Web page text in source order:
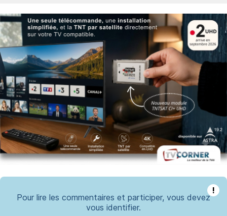
!
Pour lire les commentaires et participer, vous devez
vous identifier.